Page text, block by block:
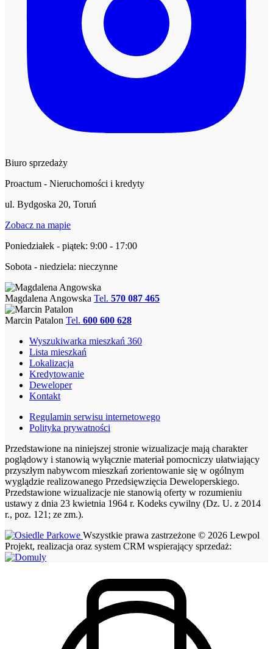
Biuro sprzedaży
Proactum - Nieruchomości i kredyty
ul. Bydgoska 20, Toruń
Zobacz na mapie
Poniedziałek - piątek: 9:00 - 17:00
Sobota - niedziela: nieczynne
Magdalena Angowska Tel. 570 087 465
Marcin Patalon Tel. 600 600 628
Wyszukiwarka mieszkań 360
Lista mieszkań
Lokalizacja
Kredytowanie
Deweloper
Kontakt
Regulamin serwisu internetowego
Polityka prywatności
Przedstawione na niniejszej stronie wizualizacje mają charakter
poglądowy i stanowią wyłącznie materiał pomocniczy ułatwiający
przyszłym nabywcom mieszkań zorientowanie się w ogólnym
wyglądzie realizowanego Przedsięwzięcia Deweloperskiego.
Przedstawione wizualizacje nie stanowią oferty w rozumieniu
ustawy z dnia 23 kwietnia 1964 r. Kodeks cywilny (Dz. U. z 2014
r., poz. 121; ze zm.).
Wszystkie prawa zastrzeżone © 2026 Lewpol
Projekt, realizacja oraz system CRM wspierający sprzedaż: